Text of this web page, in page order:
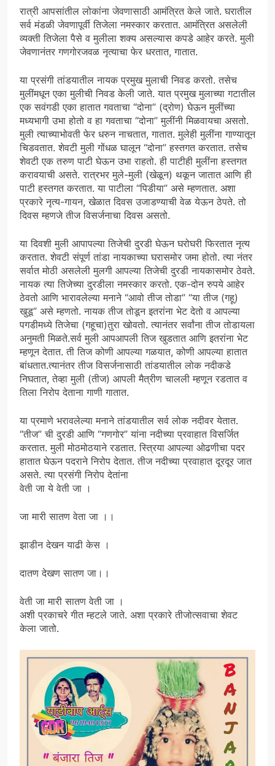
रात्री आपसांतील लोकांना जेवणासाठी आमंत्रित केले जाते. घरातील
सर्व मंडळी जेवणापूर्वी तिजेला नमस्कार करतात. आमंत्रित असलेली
व्यक्ती तिजेला पैसे व मुलीला शक्य असल्यास कपडे आहेर करते. मुली
जेवणानंतर गणगोरजवळ नृत्याचा फेर धरतात, गातात.
या प्रसंगी तांडयातील नायक प्रमुख मुलाची निवड करतो. तसेच
मुलींमधून एका मुलीची निवड केली जाते. यात प्रमुख मुलाच्या गटातील
एक सवंगडी एका हातात गवताचा “दोना” (द्रोण) घेऊन मुलींच्या
मध्यभागी उभा होतो व हा गवताचा “दोना” मुलींनी मिळवायचा असतो.
मुली त्याच्याभोवती फेर धरुन नाचतात, गातात. मुलेही मुलींना गाण्यातून
चिडवतात. शेवटी मुली गोंधळ घालून “दोना” हस्तगत करतात. तसेच
शेवटी एक तरुण पाटी घेऊन उभा राहतो. ही पाटीही मुलींना हस्तगत
करावयाची असते. रात्रभर मुले-मुली (खेळून) थकून जातात आणि ही
पाटी हस्तगत करतात. या पाटीला “पिडीया” असे म्हणतात. अशा
प्रकारे नृत्य-गायन, खेळात दिवस उजाडण्याची वेळ येऊन ठेपते. तो
दिवस म्हणजे तीज विसर्जनाचा दिवस असतो.
या दिवशी मुली आपापल्या तिजेची दुरडी घेऊन घरोघरी फिरतात नृत्य
करतात. शेवटी संपूर्ण तांडा नायकाच्या घरासमोर जमा होतो. त्या नंतर
सर्वात मोठी असलेली मुलगी आपल्या तिजेची दुरडी नायकासमोर ठेवते.
नायक त्या तिजेच्या दुरडीला नमस्कार करतो. एक-दोन रुपये आहेर
ठेवतो आणि भारावलेल्या मनाने “आवो तीज तोडा” “या तीज (गहू)
खुडू” असे म्हणतो. नायक तीज तोडून इतरांना भेट देतो व आपल्या
पगडीमध्ये तिजेचा (गहूचा)तुरा खोवतो. त्यानंतर सर्वांना तीज तोडायला
अनुमती मिळते.सर्व मुली आपआपली तिज खुडतात आणि इतरांना भेट
म्हणून देतात. ती तिज कोणी आपल्या गळयात, कोणी आपल्या हातात
बांधतात.त्यानंतर तीज विसर्जनासाठी तांडयातील लोक नदीकडे
निघतात, तेव्हा मुली (तीज) आपली मैत्रीण चालली म्हणून रडतात व
तिला निरोप देताना गाणी गातात.
या प्रमाणे भरावलेल्या मनाने तांडयातील सर्व लोक नदीवर येतात.
“तीज” ची दुरडी आणि “गणगोर” यांना नदीच्या प्रवाहात विसर्जित
करतात. मुली मोठमोठयाने रडतात. स्त्रिया आपल्या ओढणीचा पदर
हातात घेऊन पदराने निरोप देतात. तीज नदीच्या प्रवाहात दूरदूर जात
असते. त्या प्रसंगी निरोप देतांना
वेती जा ये वेती जा ।
जा मारी सातण वेता जा ।।
झाडीन देखन याढी केस ।
दातण देखण सातण जा।।
वेती जा मारी सातण वेती जा ।
अशी प्रकाचरे गीत म्हटले जाते. अशा प्रकारे तीजोत्सवाचा शेवट
केला जातो.